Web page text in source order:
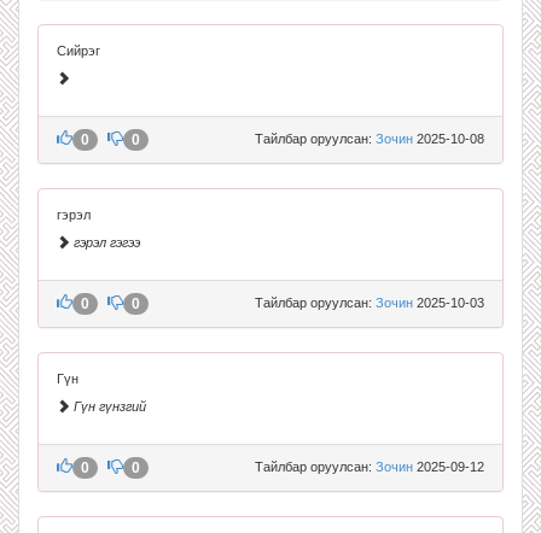
Сийрэг
Тайлбар оруулсан: Зочин 2025-10-08
0 0
гэрэл
гэрэл гэгээ
Тайлбар оруулсан: Зочин 2025-10-03
0 0
Гүн
Гүн гүнзгий
Тайлбар оруулсан: Зочин 2025-09-12
0 0